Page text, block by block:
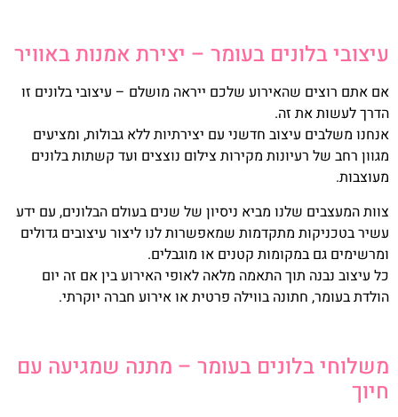
עיצובי בלונים בעומר – יצירת אמנות באוויר
אם אתם רוצים שהאירוע שלכם ייראה מושלם – עיצובי בלונים זו
הדרך לעשות את זה.
אנחנו משלבים עיצוב חדשני עם יצירתיות ללא גבולות, ומציעים
מגוון רחב של רעיונות מקירות צילום נוצצים ועד קשתות בלונים
מעוצבות.
צוות המעצבים שלנו מביא ניסיון של שנים בעולם הבלונים, עם ידע
עשיר בטכניקות מתקדמות שמאפשרות לנו ליצור עיצובים גדולים
ומרשימים גם במקומות קטנים או מוגבלים.
כל עיצוב נבנה תוך התאמה מלאה לאופי האירוע בין אם זה יום
הולדת בעומר, חתונה בווילה פרטית או אירוע חברה יוקרתי.
משלוחי בלונים בעומר – מתנה שמגיעה עם
חיוך